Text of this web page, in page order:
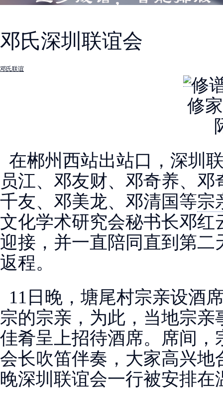
邓氏深圳联谊会
邓氏联谊
在郴州西站出站口，深圳
员江、邓友财、邓奇养、
千友、邓美龙、邓清国等宗
文化学术研究会秘书长邓
迎接，并一直陪同直到第
返程。
11日晚，塘尾村宗亲设酒
宗的宗亲，为此，当地宗
佳肴呈上招待酒席。席间
会长吹笛伴奏，大家高兴
晚深圳联谊会一行被安排在